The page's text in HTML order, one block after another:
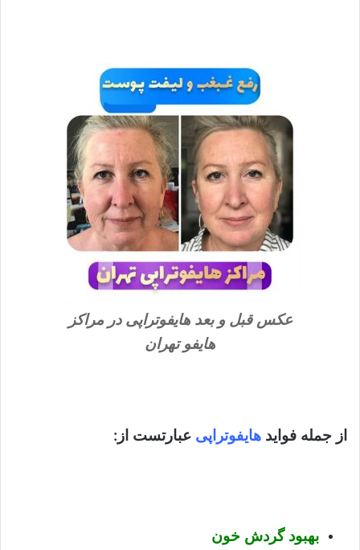
عکس قبل و بعد هایفوتراپی در مراکز
هایفو تهران
از جمله فواید هایفوتراپی عبارتست از:
بهبود گردش خون